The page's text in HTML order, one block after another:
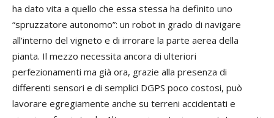
ha dato vita a quello che essa stessa ha definito uno
“spruzzatore autonomo”: un robot in grado di navigare
all’interno del vigneto e di irrorare la parte aerea della
pianta. Il mezzo necessita ancora di ulteriori
perfezionamenti ma già ora, grazie alla presenza di
differenti sensori e di semplici DGPS poco costosi, può
lavorare egregiamente anche su terreni accidentati e